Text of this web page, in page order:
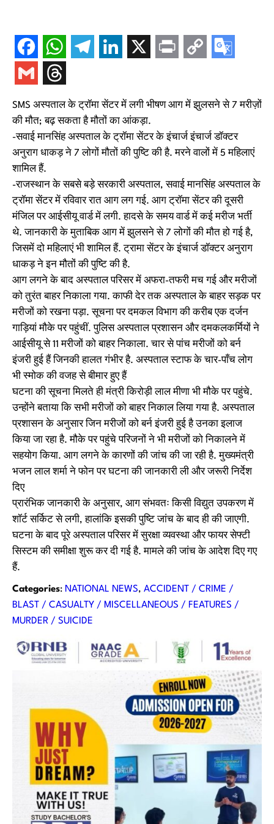
SMS अस्पताल के ट्रॉमा सेंटर में लगी भीषण आग में झुलसने से 7 मरीज़ों
की मौत; बढ़ सकता है मौतों का आंकड़ा.
-सवाई मानसिंह अस्पताल के ट्रॉमा सेंटर के इंचार्ज इंचार्ज डॉक्टर
अनुराग धाकड़ ने 7 लोगों मौतों की पुष्टि की है. मरने वालों में 5 महिलाएं
शामिल हैं.
-राजस्थान के सबसे बड़े सरकारी अस्पताल, सवाई मानसिंह अस्पताल के
ट्रॉमा सेंटर में रविवार रात आग लग गई. आग ट्रॉमा सेंटर की दूसरी
मंजिल पर आईसीयू वार्ड में लगी. हादसे के समय वार्ड में कई मरीज भर्ती
थे. जानकारी के मुताबिक आग में झुलसने से 7 लोगों की मौत हो गई है,
जिसमें दो महिलाएं भी शामिल हैं. ट्रामा सेंटर के इंचार्ज डॉक्टर अनुराग
धाकड़ ने इन मौतों की पुष्टि की है.
आग लगने के बाद अस्पताल परिसर में अफरा-तफरी मच गई और मरीजों
को तुरंत बाहर निकाला गया. काफी देर तक अस्पताल के बाहर सड़क पर
मरीजों को रखना पड़ा. सूचना पर दमकल विभाग की करीब एक दर्जन
गाड़ियां मौके पर पहुंचीं. पुलिस अस्पताल प्रशासन और दमकलकर्मियों ने
आईसीयू से 11 मरीजों को बाहर निकाला. चार से पांच मरीजों को बर्न
इंजरी हुई हैं जिनकी हालत गंभीर है. अस्पताल स्टाफ के चार-पाँच लोग
भी स्मोक की वजह से बीमार हुए हैं
घटना की सूचना मिलते ही मंत्री किरोड़ी लाल मीणा भी मौके पर पहुंचे.
उन्होंने बताया कि सभी मरीजों को बाहर निकाल लिया गया है. अस्पताल
प्रशासन के अनुसार जिन मरीजों को बर्न इंजरी हुई है उनका इलाज
किया जा रहा है. मौके पर पहुंचे परिजनों ने भी मरीजों को निकालने में
सहयोग किया. आग लगने के कारणों की जांच की जा रही है. मुख्यमंत्री
भजन लाल शर्मा ने फोन पर घटना की जानकारी ली और जरूरी निर्देश
दिए
प्रारंभिक जानकारी के अनुसार, आग संभवतः किसी विद्युत उपकरण में
शॉर्ट सर्किट से लगी, हालांकि इसकी पुष्टि जांच के बाद ही की जाएगी.
घटना के बाद पूरे अस्पताल परिसर में सुरक्षा व्यवस्था और फायर सेफ्टी
सिस्टम की समीक्षा शुरू कर दी गई है. मामले की जांच के आदेश दिए गए
हैं.
Categories: NATIONAL NEWS, ACCIDENT / CRIME /
BLAST / CASUALTY / MISCELLANEOUS / FEATURES /
MURDER / SUICIDE